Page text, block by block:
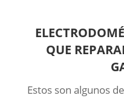
QUE
Estos son algunos